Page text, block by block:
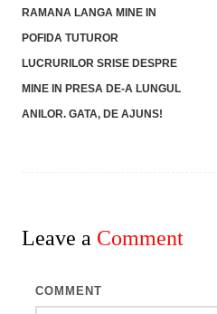
RAMANA LANGA MINE IN
POFIDA TUTUROR
LUCRURILOR SRISE DESPRE
MINE IN PRESA DE-A LUNGUL
ANILOR. GATA, DE AJUNS!
Leave a Comment
COMMENT